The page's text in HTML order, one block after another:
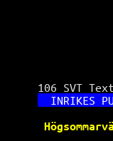
106 SVT